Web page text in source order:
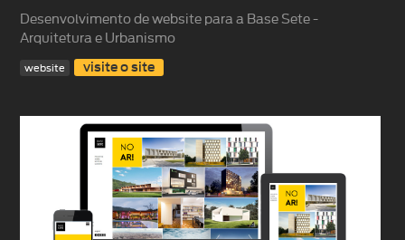
Desenvolvimento de website para a Base Sete -
Arquitetura e Urbanismo
website visite o site